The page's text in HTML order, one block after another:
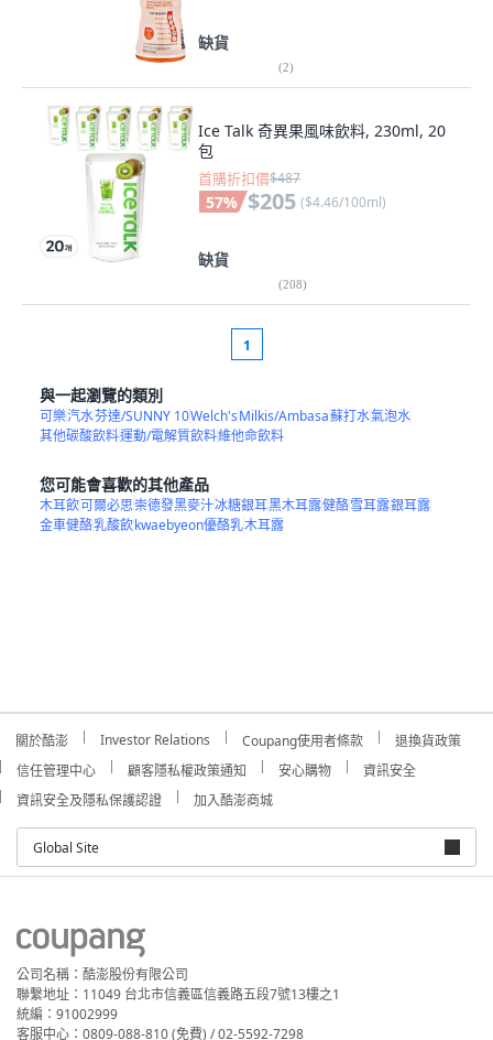
缺貨
(2)
Ice Talk 奇異果風味飲料, 230ml, 20
包
首購折扣價$487
57% $205 ($4.46/100ml)
缺貨
(208)
1
與一起瀏覽的類別
可樂汽水芬達/SUNNY 10Welch'sMilkis/Ambasa蘇打水氣泡水
其他碳酸飲料運動/電解質飲料維他命飲料
您可能會喜歡的其他產品
木耳飲可爾必思崇德發黑麥汁冰糖銀耳黑木耳露健酪雪耳露銀耳露
金車健酪乳酸飲kwaebyeon優酪乳木耳露
關於酷澎 Investor Relations Coupang使用者條款
退換貨政策
信任管理中心
顧客隱私權政策通知 安心購物
資訊安全
資訊安全及隱私保護認證
加入酷澎商城
Global Site
公司名稱：酷澎股份有限公司
聯繫地址：11049 台北市信義區信義路五段7號13樓之1
統編：91002999
客服中心：0809-088-810 (免費) / 02-5592-7298